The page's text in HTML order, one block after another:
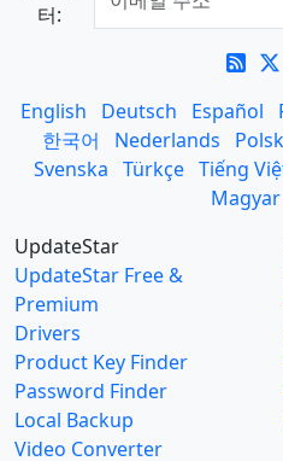
터:
English Deutsch Español
한국어
Nederlands
Svenska Türkçe Tiếng
Magyar
UpdateStar
UpdateStar Free &
Premium
Drivers
Product Key Finder
Password Finder
Local Backup
Video Converter